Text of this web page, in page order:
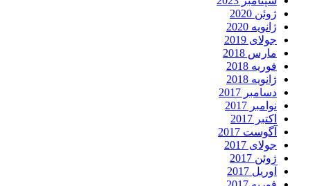
ژوئن 2020
ژانویه 2020
جولای 2019
مارس 2018
فوریه 2018
ژانویه 2018
دسامبر 2017
نوامبر 2017
اکتبر 2017
آگوست 2017
جولای 2017
ژوئن 2017
آوریل 2017